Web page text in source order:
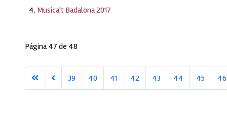
Musica't Badalona 2017
Página 47 de 48
39 40 41 42 43 44 45 46